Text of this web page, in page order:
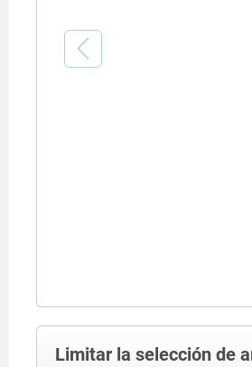
Limitar la selección de